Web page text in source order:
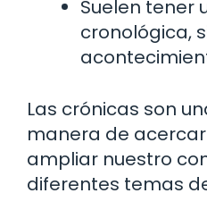
Suelen tener
cronológica,
Las crónicas son
manera de
ampliar nuestro
diferentes temas